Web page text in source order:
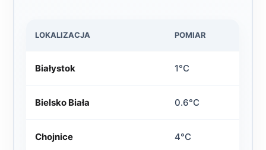
LOKALIZACJA POMIAR
Białystok 1°C
Bielsko Biała 0.6°C
Chojnice 4°C